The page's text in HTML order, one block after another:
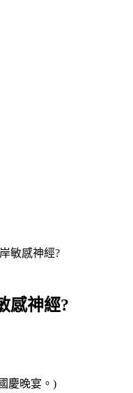
敏感神經?
感神經?